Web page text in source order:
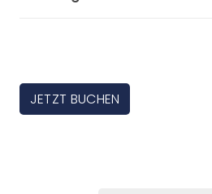
JETZT BUCHEN